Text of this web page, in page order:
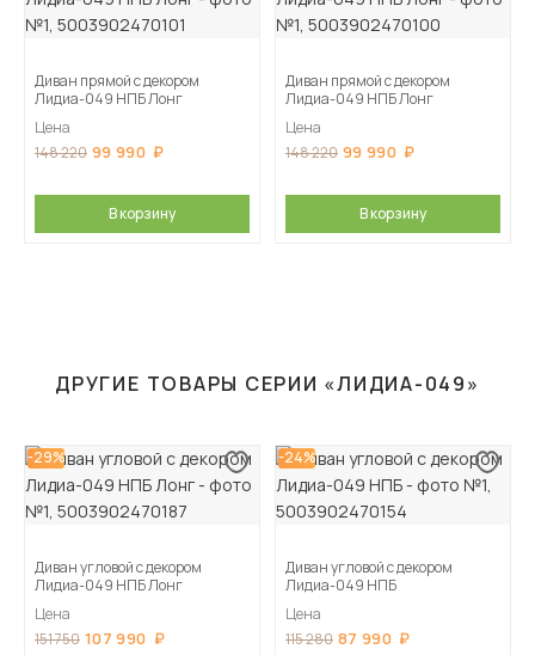
Диван прямой с декором
Лидиа-049 НПБ Лонг
Цена
148 220 99 990
В корзину
Диван прямой с декором
Лидиа-049 НПБ Лонг
Цена
148 220 99 990
В корзину
ДРУГИЕ ТОВАРЫ СЕРИИ «ЛИДИА-049»
-29%
Диван угловой с декором
Лидиа-049 НПБ Лонг
Цена
151 750 107 990
-24%
Диван угловой с декором
Лидиа-049 НПБ
Цена
115 280 87 990